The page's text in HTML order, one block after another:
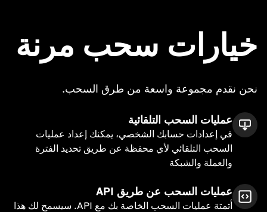
خيارات سحب مرنة
نحن نقدم مجموعة واسعة من طرق السحب.
عمليات السحب التلقائية
في إعدادات حسابك الشخصي، يمكنك إعداد عمليات
السحب التلقائي لأي محفظة عن طريق تحديد الفترة
والعملة والشبكة
عمليات السحب عن طريق API
أتمتة عمليات السحب الخاصة بك مع API. سيسمح لك هذا